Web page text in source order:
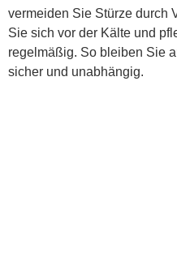
vermeiden Sie Stürze durch
Sie sich vor der Kälte und
regelmäßig. So bleiben Sie
sicher und unabhängig.